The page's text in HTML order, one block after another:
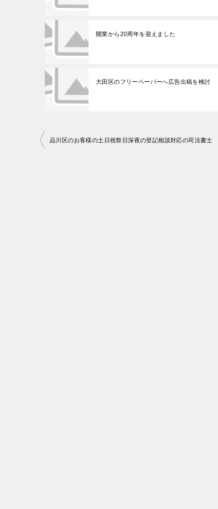
開業から20周年を迎えました
大田区のフリーペーパーへ広告出稿を検討
投品川区のお客様の土日祝祭日深夜の登記相談対応の司法書士